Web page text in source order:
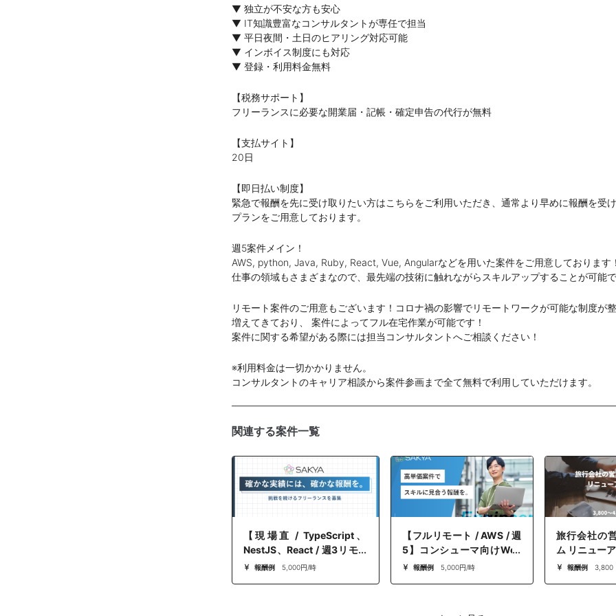
▼ 独立が不安な方も安心
▼ IT知識豊富なコンサルタントが専任で担当
▼ 平日夜間・土日のヒアリング対応可能
▼ インボイス制度にも対応
▼ 登録・利用料金無料
【税務サポート】
フリーランスに必要な開業届・記帳・確定申告の代行が無料
【支払サイト】
20日
【即日払い制度】
緊急で報酬を先に受け取りたい方はこちらをご利用いただき、通常より早めに報酬を受
プランをご用意しております。
週5案件メイン！
AWS, python, Java, Ruby, React, Vue, Angularなどを用いた案件をご用意しております！
仕事の領域もさまざまなので、最先端の技術に触れながらスキルアップすることが可能で
リモート案件のご用意もございます！コロナ禍の影響でリモートワークが可能な制度が
増えてきており、 案件によってフル在宅作業が可能です！
案件に関する希望がある際には担当コンサルタントへご相談ください！
※利用料金は一切かかりません。
コンサルタントのキャリア相談から案件参画まで全て無料で利用していただけます。
関連する案件一覧
【現場直 / TypeScript、
NestJS、React / 週3リモー
ト】自社ソリューション開
報酬例 5,000円/時
【フルリモート / AWS / 週
5】コンシューマ向けWeb
サイト開発支援ーSREポジ
報酬例 5,000円/時
旅行会社の
ム リニュー
報酬例 3,800